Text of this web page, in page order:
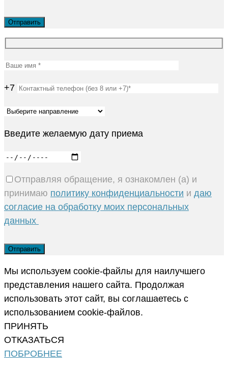
+7
Введите желаемую дату приема
Отправляя обращение, я ознакомлен (а) и
принимаю политику конфиденциальности и даю
согласие на обработку моих персональных
данных
Мы используем cookie-файлы для наилучшего
представления нашего сайта. Продолжая
использовать этот сайт, вы соглашаетесь с
использованием cookie-файлов.
ПРИНЯТЬ
ОТКАЗАТЬСЯ
ПОБРОБНЕЕ